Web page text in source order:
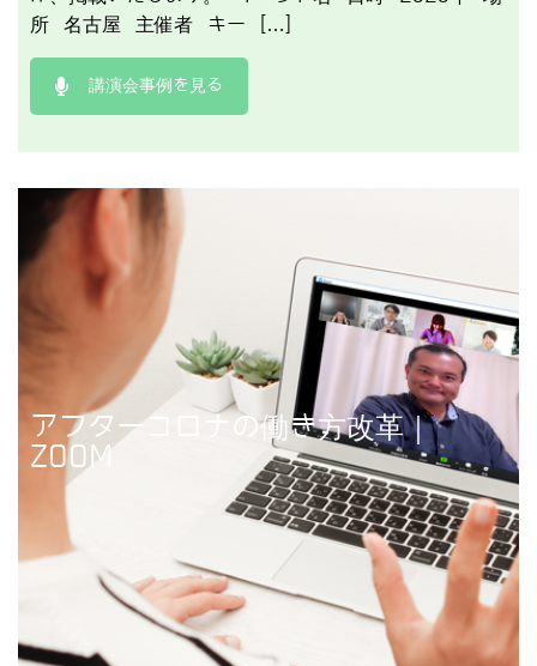
所 名古屋 主催者 キー […]
講演会事例を見る
アフターコロナの働き方改革｜
ZOOM
講演事例を見る